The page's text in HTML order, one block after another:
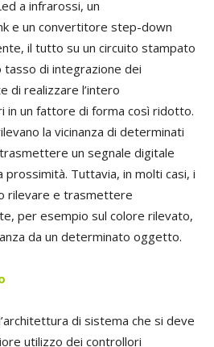
a infrarossi, un
e un convertitore step-down
il tutto su un circuito stampato
tasso di integrazione dei
di realizzare l’intero
in un fattore di forma così ridotto.
la vicinanza di determinati
un segnale digitale
prossimità. Tuttavia, in molti casi, i
rilevare e trasmettere
per esempio sul colore rilevato,
da un determinato oggetto.
di sistema che si deve
utilizzo dei controllori